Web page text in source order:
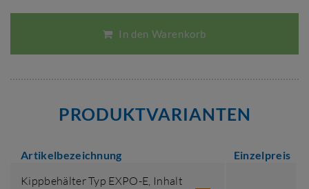
In den Warenkorb
PRODUKTVARIANTEN
Artikelbezeichnung Einzelpreis
Kippbehälter Typ EXPO-E, Inhalt